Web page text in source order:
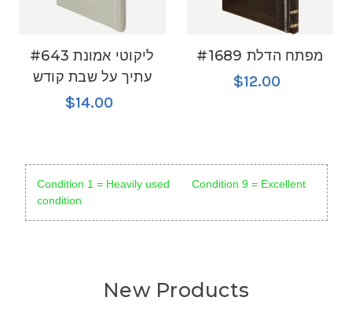
#643 ליקוטי אמונת
עתיך על שבת קודש
$14.00
#1689 מפתח הדלת
$12.00
Condition 1 = Heavily used Condition 9 = Excellent
condition
New Products